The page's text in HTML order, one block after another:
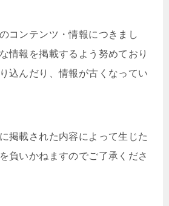
コンテンツ・情報につきまし
情報を掲載するよう努めており
込んだり、情報が古くなってい
掲載された内容によって生じた
負いかねますのでご了承くださ